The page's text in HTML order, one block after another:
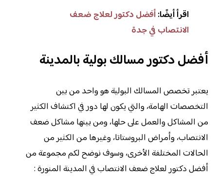
اقرأ أيضًا:أفضل دكتور لعلاج ضعف
الانتصاب في جدة
أفضل دكتور مسالك بولية بالمدينة
يعتبر تخصص المسالك البولية هو واحد من بين
التخصصات الهامة، والتي يكون لها دور في اكتشاف الكثير
من المشاكل والعمل على حلها، ومن بينها مشاكل ضعف
الانتصاب، وأمراض البروستاتا، وغيرها من الكثير من
الحالات المختلفة الأخرى، وسوف نوضح لكم مجموعة من
أفضل دكتور لعلاج ضعف الانتصاب في المدينة المنورة :